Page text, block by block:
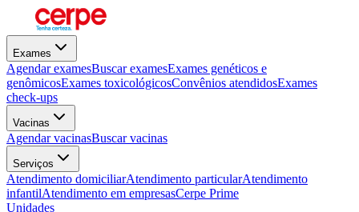
Exames
Agendar examesBuscar examesExames genéticos e
genômicosExames toxicológicosConvênios atendidosExames
check-ups
Vacinas
Agendar vacinasBuscar vacinas
Serviços
Atendimento domiciliarAtendimento particularAtendimento
infantilAtendimento em empresasCerpe Prime
Unidades